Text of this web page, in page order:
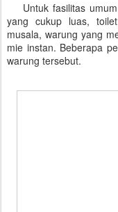
Untuk fasilitas umum
yang cukup luas,
musala, warung yang
mie instan. Beberapa
warung tersebut.